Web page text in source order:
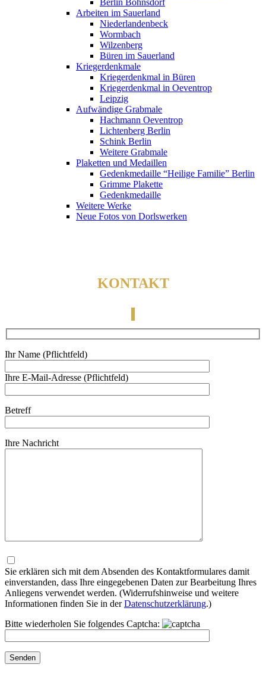
Arbeiten im Sauerland
Niederlandenbeck
Wormbach
Wilzenberg
Büren im Sauerland
Kriegerdenkmale
Kriegerdenkmal in Büren
Kriegerdenkmal in Oeventrop
Leipzig
Aufwändige Grabmale
Hachmann Oeventrop
Lichtenberg Berlin
Schink Berlin
Weitere Grabmale
Plaketten und Medaillen
Gedenkmedaille “Heilige Familie” Berlin
Grimme Plakette
Gedenkmedaille
Weitere Werke
Neue Fotos von Dorlswerken
KONTAKT
Ihr Name (Pflichtfeld)
Ihre E-Mail-Adresse (Pflichtfeld)
Betreff
Ihre Nachricht
lasse
dieses
Feld
leer.
Sie erklären sich mit dem Absenden des Kontaktformulares damit
einverstanden, dass Ihre eingegebenen Daten zur Bearbeitung Ihres
Anliegens verwendet werden. (Widerrufshinweise und weitere
Informationen finden Sie in derDatenschutzerklärung.)
Bitte wiederholen Sie folgendes Captcha: